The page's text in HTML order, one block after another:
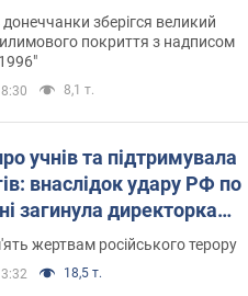
яка 30 років тому
"золото" Олімпіади
зберігся великий
покриття з надписом
8,1 т.
учнів та підтримувала
внаслідок удару РФ по
загинула директорка
ліцею, її чоловік та онук
жертвам російського терору
18,5 т.